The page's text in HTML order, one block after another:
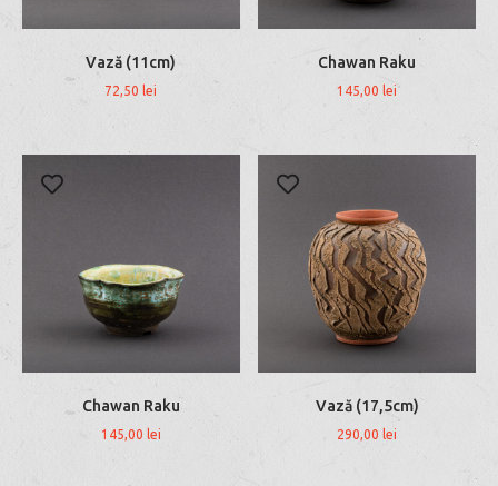
Vază (11cm)
72,50 lei
Chawan Raku
145,00 lei
Chawan Raku
145,00 lei
Vază (17,5cm)
290,00 lei